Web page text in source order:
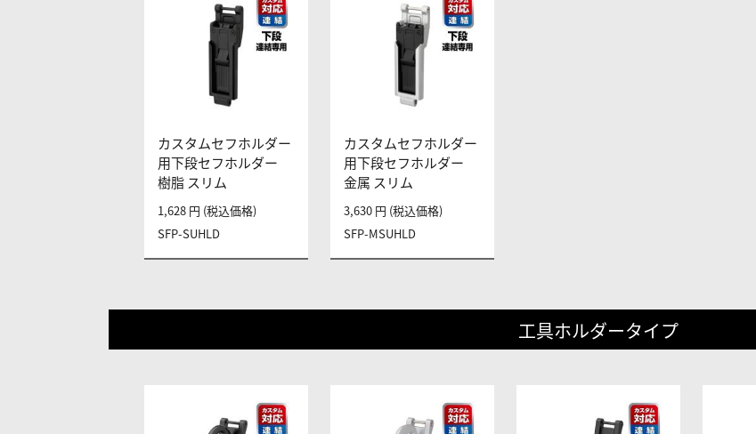
カスタムセフホルダー
用下段セフホルダー
樹脂 スリム
SFP-SUHLD
1,628 円 (税込価格)
カスタムセフホルダー
用下段セフホルダー
金属 スリム
SFP-MSUHLD
3,630 円 (税込価格)
工具ホルダータイプ